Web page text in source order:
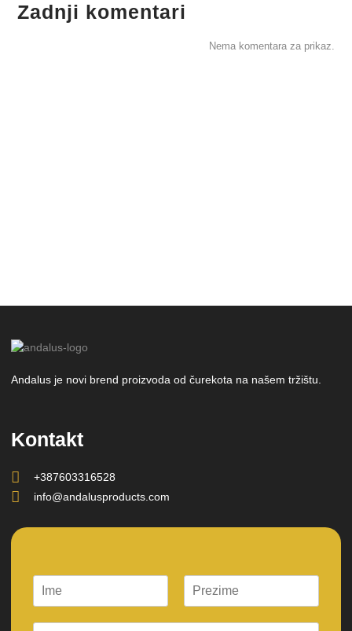
Zadnji komentari
Nema komentara za prikaz.
Andalus je novi brend proizvoda od čurekota na našem tržištu.
Kontakt
+387603316528
info@andalusproducts.com
i
a